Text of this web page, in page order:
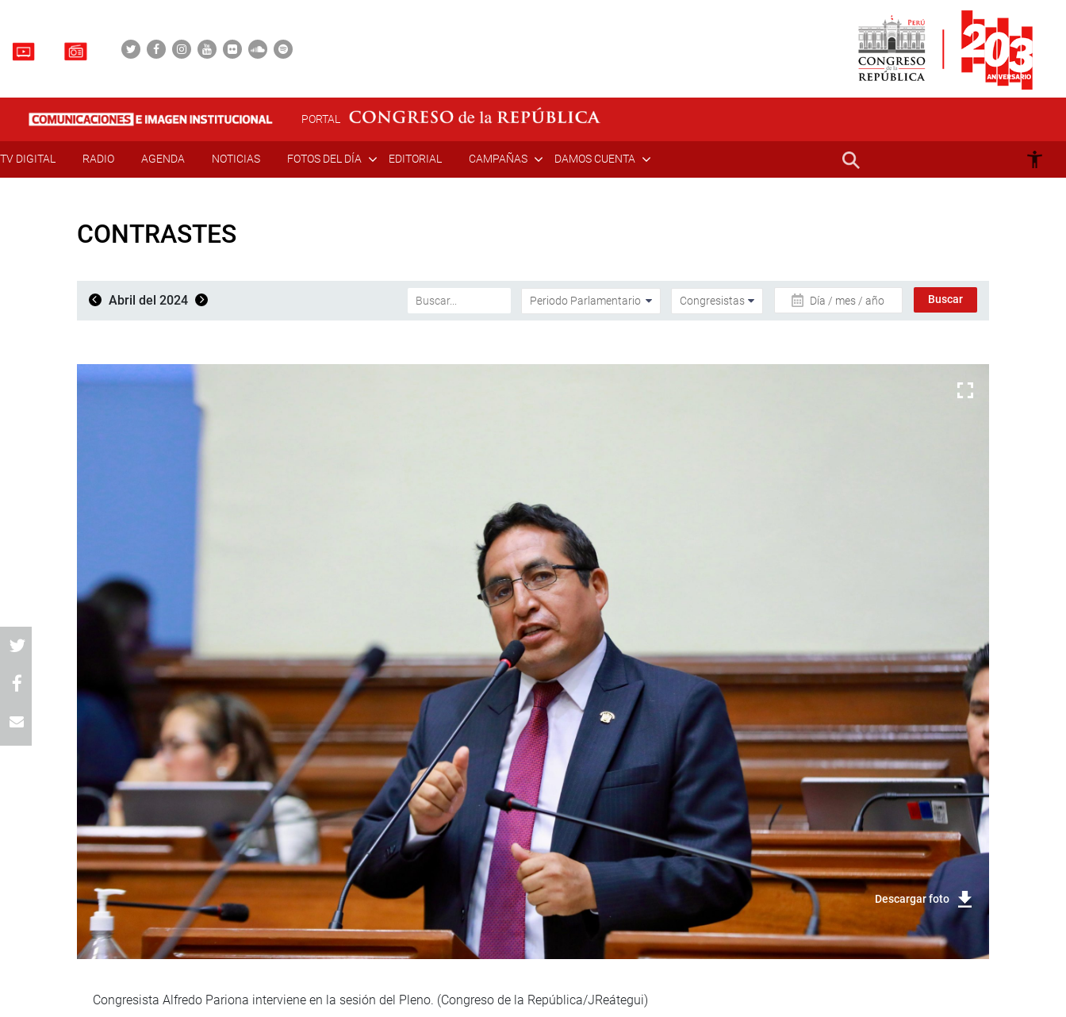
PORTAL
TV DIGITAL RADIO AGENDA NOTICIAS FOTOS DEL DÍA EDITORIAL CAMPAÑAS DAMOS CUENTA
CONTRASTES
Abril del 2024 Día / mes / año
Descargar foto
Congresista Alfredo Pariona interviene en la sesión del Pleno. (Congreso de la República/JReátegui)